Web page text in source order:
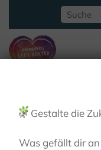
🌿 Gestalte die
Was gefällt dir